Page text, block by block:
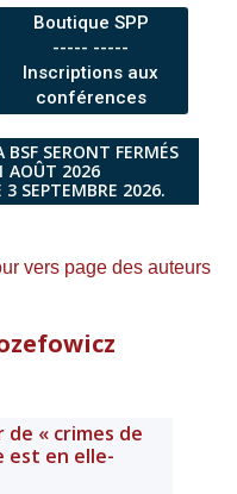
Boutique SPP
----- -----
Inscriptions aux
conférences
BSF SERONT FERMÉS
AOÛT 2026
3 SEPTEMBRE 2026.
vers page des auteurs
« crimes de
est en elle-